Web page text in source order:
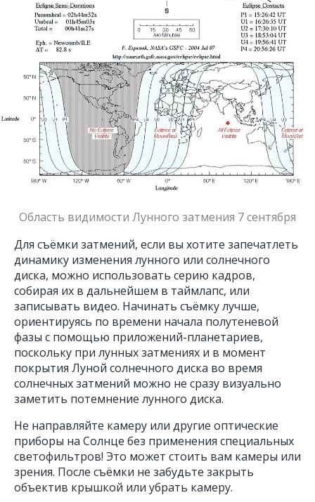
Область видимости Лунного затмения 7 сентября
Для съёмки затмений, если вы хотите запечатлеть
динамику изменения лунного или солнечного
диска, можно использовать серию кадров,
собирая их в дальнейшем в таймлапс, или
записывать видео. Начинать съёмку лучше,
ориентируясь по времени начала полутеневой
фазы с помощью приложений-планетариев,
поскольку при лунных затмениях и в момент
покрытия Луной солнечного диска во время
солнечных затмений можно не сразу визуально
заметить потемнение лунного диска.
Не направляйте камеру или другие оптические
приборы на Солнце без применения специальных
светофильтров! Это может стоить вам камеры или
зрения. После съёмки не забудьте закрыть
объектив крышкой или убрать камеру.
Nature Photo Camp